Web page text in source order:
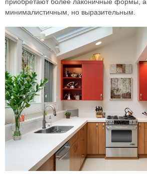
минималистичным, но выразительным.